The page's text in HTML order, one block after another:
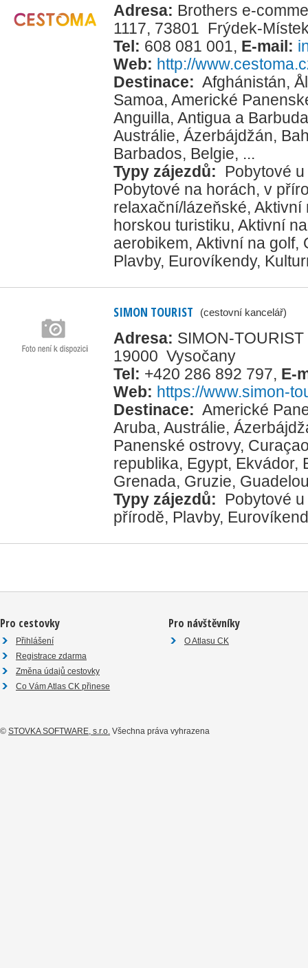
Adresa: Brothers e-
1117, 73801 Frýdek-
Tel: 608 081 001, E-mail:
Web: http://
Destinace: Afghánistán,
Samoa, Americké
Anguilla, Antigua a Barbuda
Austrálie, Ázerbájdžán,
Barbados, Belgie, ...
Typy zájezdů:
Pobytové
Pobytové na horách, v
relaxační/lázeňské, Aktivní
horskou turistiku, Aktivní
aerobikem, Aktivní na golf,
Plavby, Eurovíkendy,
SIMON TOURIST (cestovní kancelář)
Adresa: SIMON-
19000 Vysočany
Tel: +420 286 892 797, E-
Web: https://www.simon-
Destinace: Americké
Aruba, Austrálie,
Panenské ostrovy,
republika, Egypt, Ekvádor,
Grenada, Gruzie,
Typy zájezdů:
Pobytové
přírodě, Plavby,
Pro cestovky
Přihlášení
Registrace zdarma
Změna údajů cestovky
Co Vám Atlas CK přinese
Pro návštěvníky
O Atlasu CK
© STOVKA SOFTWARE, s.r.o. Všechna práva vyhrazena